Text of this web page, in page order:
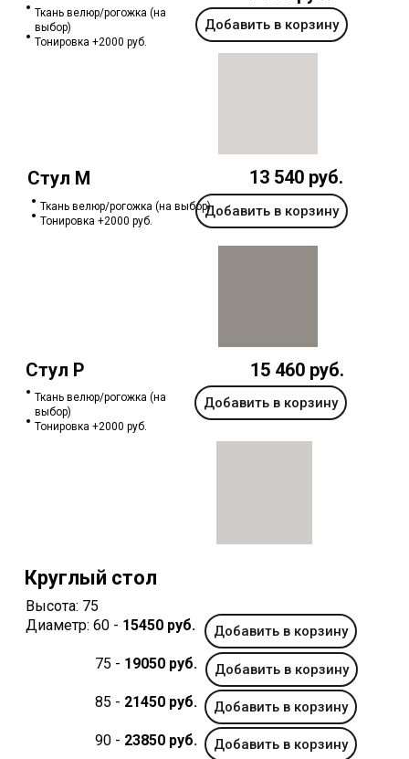
Добавить в корзину
Добавить в корзину
Добавить в корзину
Добавить в корзину
Высота: 75
Диаметр: 60 - 15450 руб.
75 - 19050 руб.
85 - 21450 руб.
90 - 23850 руб.
Круглый стол
Добавить в корзину
Добавить в корзину
15 460 руб.
13 540 руб.
Ткань велюр/рогожка (на
выбор)
Тонировка +2000 руб.
Ткань велюр/рогожка (на выбор)
Тонировка +2000 руб.
Стул P
Стул М
Добавить в корзину
Ткань велюр/рогожка (на
выбор)
Тонировка +2000 руб.